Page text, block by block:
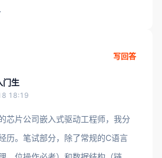
写回答
门生
18:19
芯片公司嵌入式驱动工程师，我分
历。笔试部分，除了常规的C语言